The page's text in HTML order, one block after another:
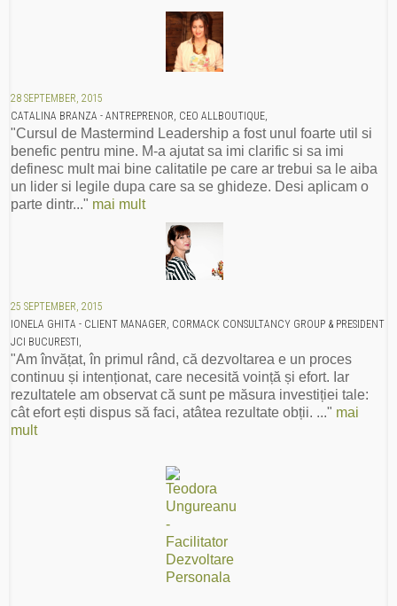
28 SEPTEMBER, 2015
CATALINA BRANZA - ANTREPRENOR, CEO ALLBOUTIQUE,
"Cursul de Mastermind Leadership a fost unul foarte util si
benefic pentru mine. M-a ajutat sa imi clarific si sa imi
definesc mult mai bine calitatile pe care ar trebui sa le aiba
un lider si legile dupa care sa se ghideze. Desi aplicam o
parte dintr..." mai mult
25 SEPTEMBER, 2015
IONELA GHITA - CLIENT MANAGER, CORMACK CONSULTANCY GROUP & PRESIDENT
JCI BUCURESTI,
"Am învățat, în primul rând, că dezvoltarea e un proces
continuu și intenționat, care necesită voință și efort. Iar
rezultatele am observat că sunt pe măsura investiției tale:
cât efort ești dispus să faci, atâtea rezultate obții. ..." mai
mult